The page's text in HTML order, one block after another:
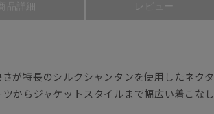
商品詳細 レビュー
が特長のシルクシャンタンを使用したネクタ
からジャケットスタイルまで幅広い着こなし